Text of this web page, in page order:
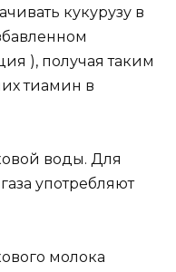
кукурузу в
), получая таким
тиамин в
воды. Для
употребляют
молока